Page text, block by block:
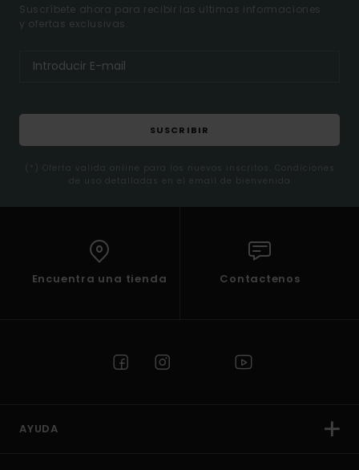
Suscríbete ahora para recibir las ultimas informaciones
y ofertas exclusivas.
SUSCRIBIR
(*) Oferta valida online para los nuevos inscritos. Condiciones
de uso detalladas en el email de bienvenida
Encuentra una tienda Contactenos
AYUDA